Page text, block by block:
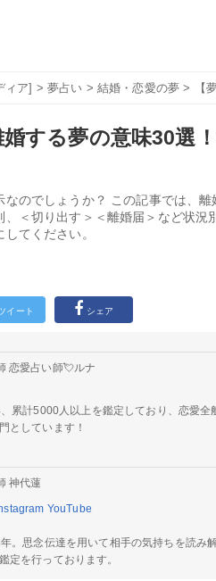
ィア] >夢占い > 結婚・恋愛の夢 > 【
婚する夢の意味30選
なのでしょうか？ この記事では、
、＜切り出す＞＜離婚届＞など状況
てください。
イート シェア
恋愛占い師💘ルナ
累計5000人以上を鑑定しており、恋愛
としています！
神代蓮
YouTube
。思念伝達を用いて相手の気持ちを読み
定を行っております。